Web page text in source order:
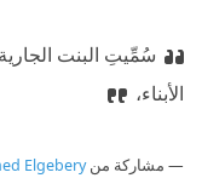
سُمِّيتِ البنت
الأبناء،
مشاركة منElgebery